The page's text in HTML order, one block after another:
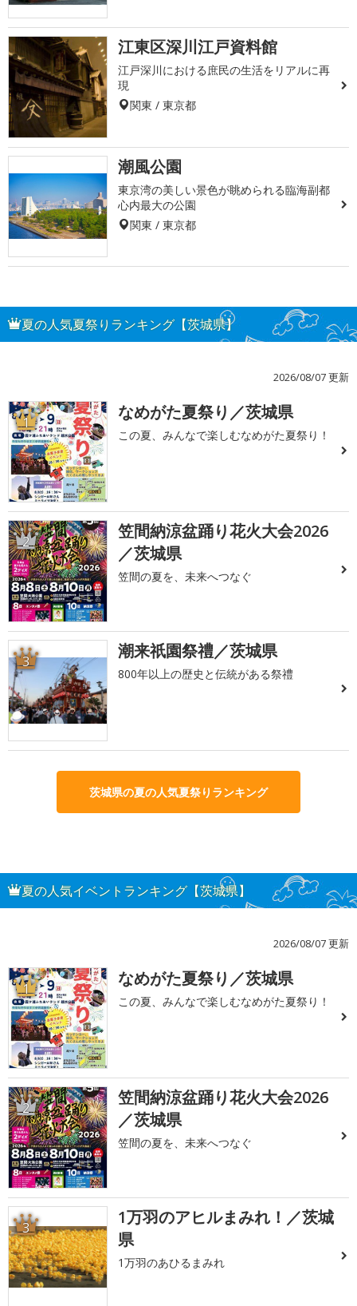
江東区深川江戸資料館
江戸深川における庶民の生活をリアルに再
現
関東 / 東京都
潮風公園
東京湾の美しい景色が眺められる臨海副都
心内最大の公園
関東 / 東京都
夏の人気夏祭りランキング【茨城県】
2026/08/07 更新
1 なめがた夏祭り／茨城県
この夏、みんなで楽しむなめがた夏祭り！
2
笠間納涼盆踊り花火大会2026
／茨城県
笠間の夏を、未来へつなぐ
3 潮来祇園祭禮／茨城県
800年以上の歴史と伝統がある祭禮
茨城県の夏の人気夏祭りランキング
夏の人気イベントランキング【茨城県】
2026/08/07 更新
1 なめがた夏祭り／茨城県
この夏、みんなで楽しむなめがた夏祭り！
2
笠間納涼盆踊り花火大会2026
／茨城県
笠間の夏を、未来へつなぐ
3
1万羽のアヒルまみれ！／茨城
県
1万羽のあひるまみれ